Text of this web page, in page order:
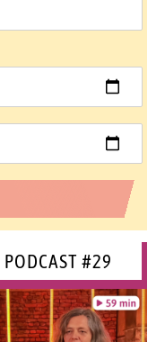
PODCAST #29